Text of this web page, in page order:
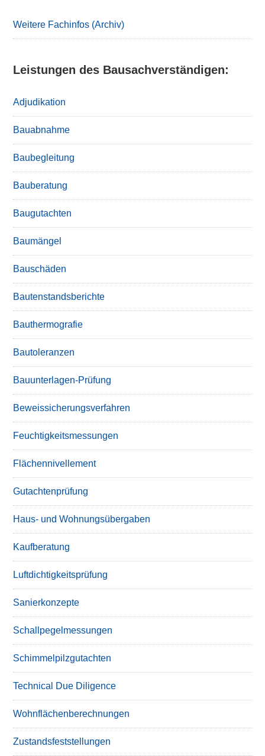
Weitere Fachinfos (Archiv)
Leistungen des Bausachverständigen:
Adjudikation
Bauabnahme
Baubegleitung
Bauberatung
Baugutachten
Baumängel
Bauschäden
Bautenstandsberichte
Bauthermografie
Bautoleranzen
Bauunterlagen-Prüfung
Beweissicherungsverfahren
Feuchtigkeitsmessungen
Flächennivellement
Gutachtenprüfung
Haus- und Wohnungsübergaben
Kaufberatung
Luftdichtigkeitsprüfung
Sanierkonzepte
Schallpegelmessungen
Schimmelpilzgutachten
Technical Due Diligence
Wohnflächenberechnungen
Zustandsfeststellungen